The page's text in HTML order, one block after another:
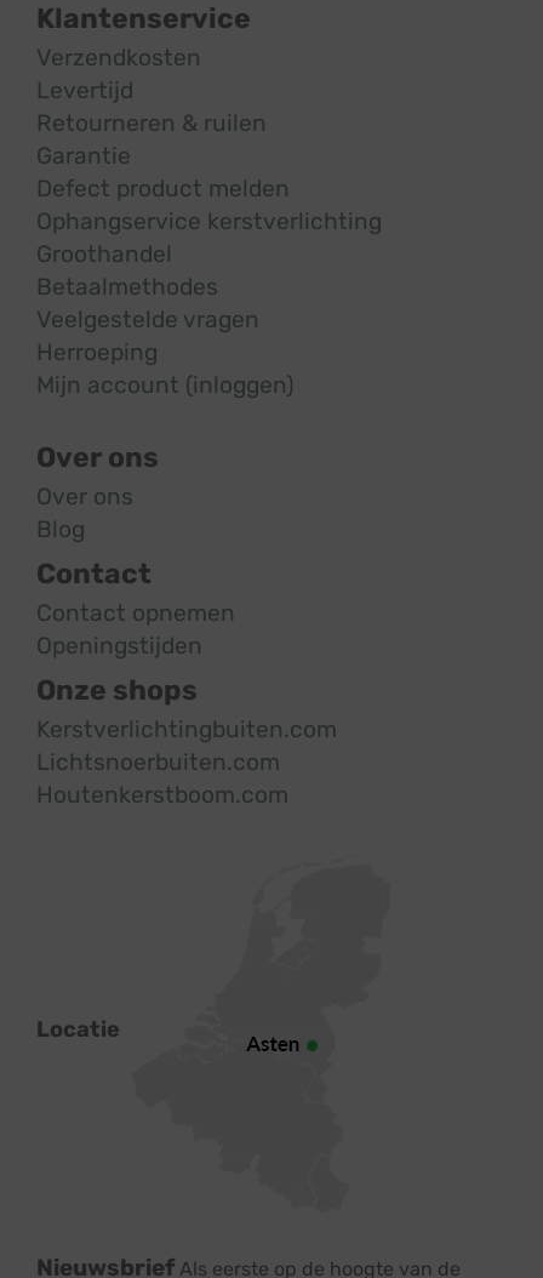
Klantenservice
Verzendkosten
Levertijd
Retourneren & ruilen
Garantie
Defect product melden
Ophangservice kerstverlichting
Groothandel
Betaalmethodes
Veelgestelde vragen
Herroeping
Mijn account (inloggen)
Over ons
Over ons
Blog
Contact
Contact opnemen
Openingstijden
Onze shops
Kerstverlichtingbuiten.com
Lichtsnoerbuiten.com
Houtenkerstboom.com
Locatie
Nieuwsbrief Als eerste op de hoogte van de